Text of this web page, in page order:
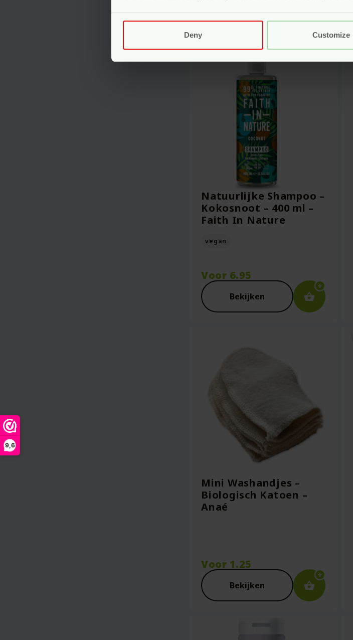
Deny Customize
9,6
Natuurlijke Shampoo –
Kokosnoot – 400 ml –
Faith In Nature
vegan
Voor 6.95
Bekijken
Mini Washandjes –
Biologisch Katoen –
Anaé
Voor 1.25
Bekijken